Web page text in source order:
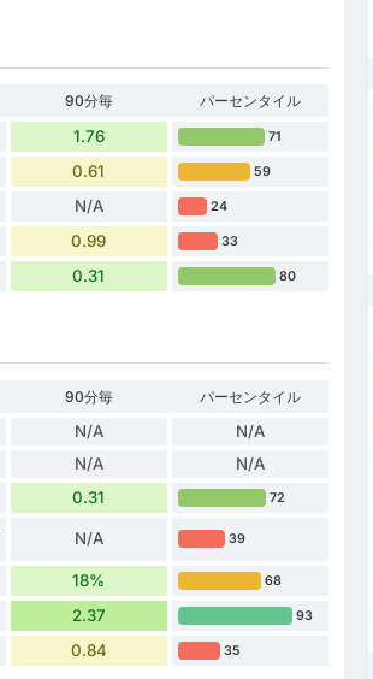
90分毎
パーセンタイル
1.76 71
0.61 59
N/A 24
0.99 33
0.31 80
90分毎
パーセンタイル
N/A N/A
N/A N/A
0.31 72
N/A 39
18% 68
2.37 93
0.84 35